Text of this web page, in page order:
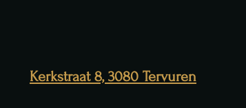
Kerkstraat 8, 3080 Tervuren